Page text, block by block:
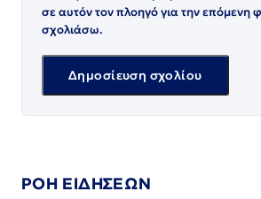
σε αυτόν τον πλοηγό για την επόμενη
σχολιάσω.
ΡΟΗ ΕΙΔΗΣΕΩΝ